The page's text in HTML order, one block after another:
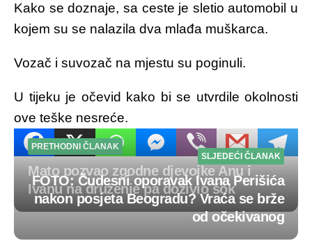
Kako se doznaje, sa ceste je sletio automobil u
kojem su se nalazila dva mlađa muškarca.
Vozač i suvozač na mjestu su poginuli.
U tijeku je očevid kako bi se utvrdile okolnosti
ove teške nesreće.
Post
navigation
PRETHODNI ČLANAK
Mato pozvao zgodne djevojke Anu i
Ivanu na druženje pa doživio šok
SLJEDEĆI ČLANAK
FOTO: Čudesni oporavak Ivana Perišića
nakon posjeta Beogradu? Vraća se brže
od očekivanog